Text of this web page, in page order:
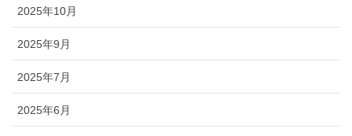
2025年10月
2025年9月
2025年7月
2025年6月